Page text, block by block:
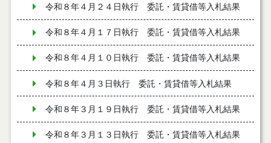
令和８年４月２４日執行 委託・賃貸借等入札結果
令和８年４月１７日執行 委託・賃貸借等入札結果
令和８年４月１０日執行 委託・賃貸借等入札結果
令和８年４月３日執行 委託・賃貸借等入札結果
令和８年３月１９日執行 委託・賃貸借等入札結果
令和８年３月１３日執行 委託・賃貸借等入札結果